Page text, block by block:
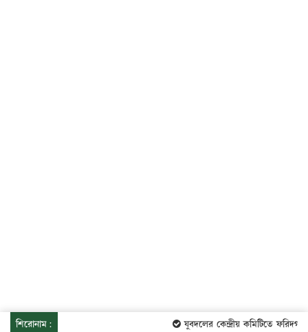
শিরোনাম: যুবদলের কেন্দ্রীয় কমিটিতে